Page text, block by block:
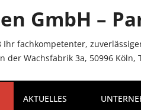
GmbH –
Ihr fachkompetenter,
der Wachsfabrik 3a, 50996 Köln,
AKTUELLES